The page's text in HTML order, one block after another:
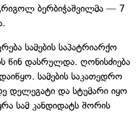
ბერბიჭაშვილმა — 7
სამების საპატრიარქო
წინ დასრულდა. ღონისძიება
სამების საკათედრო
დელეგატი და სტუმარი იყო
სამ კანდიდატს შორის